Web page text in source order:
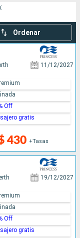
Ordenar
11/12/2027
430 +Tasas
Off
gratis
19/12/2027
Off
gratis